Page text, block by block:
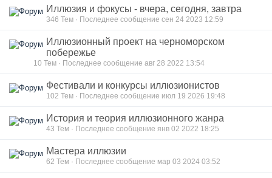
Иллюзия и фокусы - вчера, сегодня, завтра
346 Тем · Последнее сообщение сен 24 2023 12:59
Иллюзионный проект на черноморском
побережье
10 Тем · Последнее сообщение авг 28 2022 13:54
Фестивали и конкурсы иллюзионистов
102 Тем · Последнее сообщение июл 19 2026 19:48
История и теория иллюзионного жанра
43 Тем · Последнее сообщение янв 02 2022 18:25
Мастера иллюзии
62 Тем · Последнее сообщение мар 03 2024 03:52